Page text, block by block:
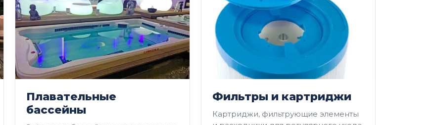
Плавательные
бассейны
Фильтры и картриджи
Картриджи, фильтрующие элементы